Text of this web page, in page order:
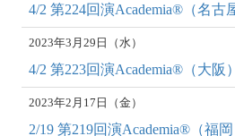
4/2 第224回演Academia®︎（名古
2023年3月29日（水）
4/2 第223回演Academia®︎（大阪
2023年2月17日（金）
2/19 第219回演Academia®︎（福